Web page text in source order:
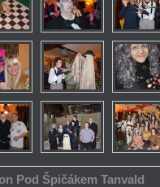
Pod Špičákem Tanvald